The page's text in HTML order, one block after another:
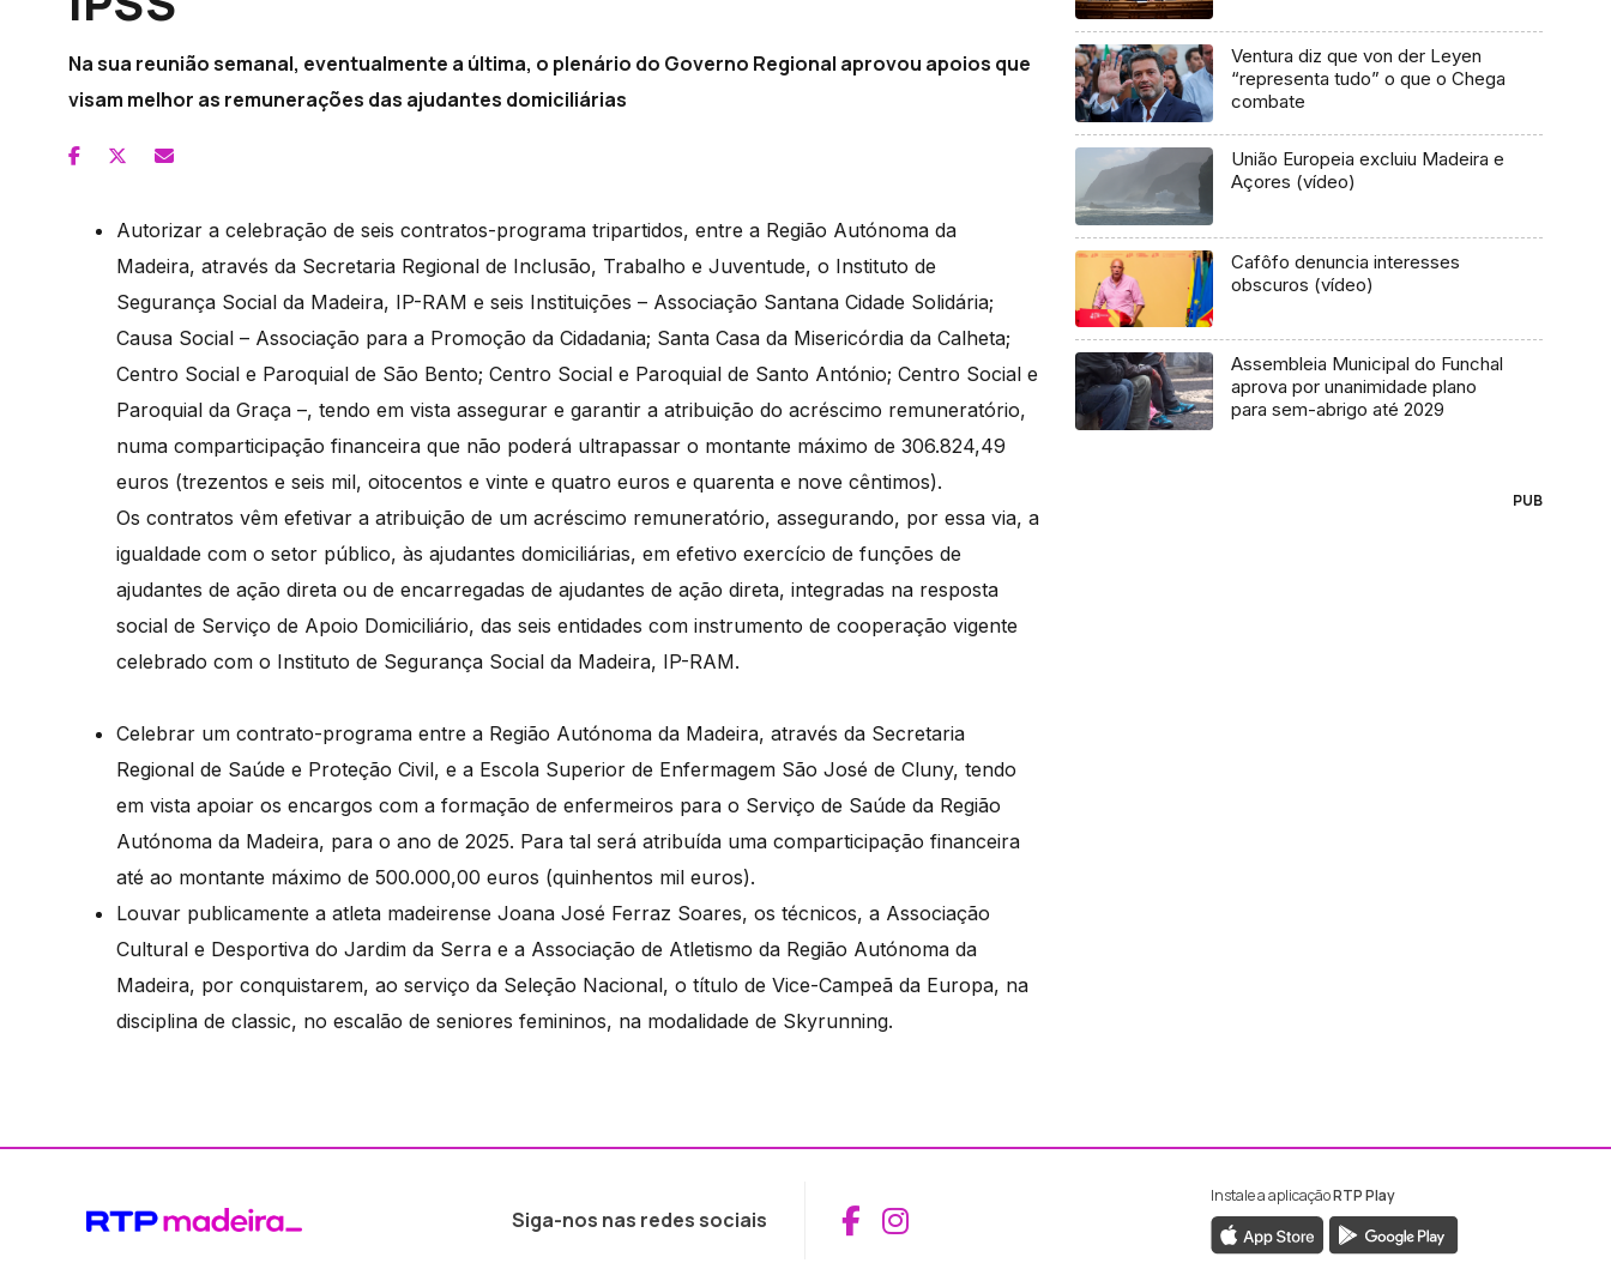
Na sua reunião semanal, eventualmente a última, o plenário do Governo Regional aprovou apoios que
visam melhor as remunerações das ajudantes domiciliárias
Autorizar a celebração de seis contratos-programa tripartidos, entre a Região Autónoma da
Madeira, através da Secretaria Regional de Inclusão, Trabalho e Juventude, o Instituto de
Segurança Social da Madeira, IP-RAM e seis Instituições – Associação Santana Cidade Solidária;
Causa Social – Associação para a Promoção da Cidadania; Santa Casa da Misericórdia da Calheta;
Centro Social e Paroquial de São Bento; Centro Social e Paroquial de Santo António; Centro Social e
Paroquial da Graça –, tendo em vista assegurar e garantir a atribuição do acréscimo remuneratório,
numa comparticipação financeira que não poderá ultrapassar o montante máximo de 306.824,49
euros (trezentos e seis mil, oitocentos e vinte e quatro euros e quarenta e nove cêntimos).
Os contratos vêm efetivar a atribuição de um acréscimo remuneratório, assegurando, por essa via, a
igualdade com o setor público, às ajudantes domiciliárias, em efetivo exercício de funções de
ajudantes de ação direta ou de encarregadas de ajudantes de ação direta, integradas na resposta
social de Serviço de Apoio Domiciliário, das seis entidades com instrumento de cooperação vigente
celebrado com o Instituto de Segurança Social da Madeira, IP-RAM.
Celebrar um contrato-programa entre a Região Autónoma da Madeira, através da Secretaria
Regional de Saúde e Proteção Civil, e a Escola Superior de Enfermagem São José de Cluny, tendo
em vista apoiar os encargos com a formação de enfermeiros para o Serviço de Saúde da Região
Autónoma da Madeira, para o ano de 2025. Para tal será atribuída uma comparticipação financeira
até ao montante máximo de 500.000,00 euros (quinhentos mil euros).
Louvar publicamente a atleta madeirense Joana José Ferraz Soares, os técnicos, a Associação
Cultural e Desportiva do Jardim da Serra e a Associação de Atletismo da Região Autónoma da
Madeira, por conquistarem, ao serviço da Seleção Nacional, o título de Vice-Campeã da Europa, na
disciplina de classic, no escalão de seniores femininos, na modalidade de Skyrunning.
Ventura diz que von der Leyen
“representa tudo” o que o Chega
combate
União Europeia excluiu Madeira e
Açores (vídeo)
Cafôfo denuncia interesses
obscuros (vídeo)
Assembleia Municipal do Funchal
aprova por unanimidade plano
para sem-abrigo até 2029
PUB
Siga-nos nas redes sociais Aceder ao Facebook da RTP Madeira
Aceder ao Instagram da RTP Madeira
Instale a aplicaçãoRTP Play